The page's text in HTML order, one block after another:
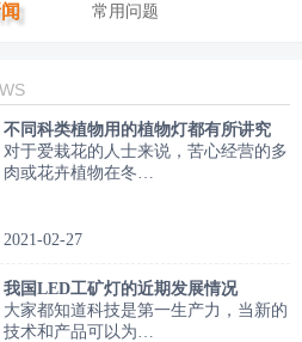
常用问题
不同科类植物用的植物灯都有所讲究
对于爱栽花的人士来说，苦心经营的多
肉或花卉植物在冬…
2021-02-27
我国LED工矿灯的近期发展情况
大家都知道科技是第一生产力，当新的
技术和产品可以为…